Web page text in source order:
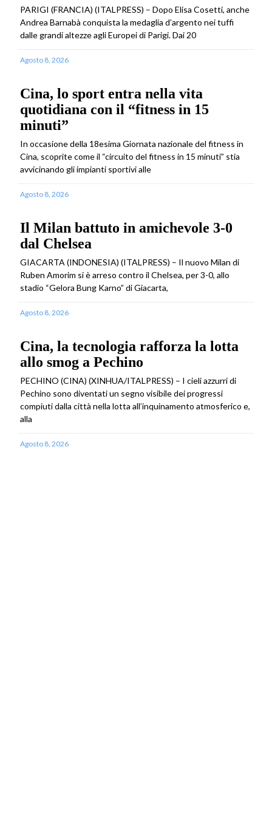
PARIGI (FRANCIA) (ITALPRESS) – Dopo Elisa Cosetti, anche
Andrea Barnabà conquista la medaglia d’argento nei tuffi
dalle grandi altezze agli Europei di Parigi. Dai 20
Agosto 8, 2026
Cina, lo sport entra nella vita
quotidiana con il “fitness in 15
minuti”
In occasione della 18esima Giornata nazionale del fitness in
Cina, scoprite come il “circuito del fitness in 15 minuti” stia
avvicinando gli impianti sportivi alle
Agosto 8, 2026
Il Milan battuto in amichevole 3-0
dal Chelsea
GIACARTA (INDONESIA) (ITALPRESS) – Il nuovo Milan di
Ruben Amorim si è arreso contro il Chelsea, per 3-0, allo
stadio “Gelora Bung Karno” di Giacarta,
Agosto 8, 2026
Cina, la tecnologia rafforza la lotta
allo smog a Pechino
PECHINO (CINA) (XINHUA/ITALPRESS) – I cieli azzurri di
Pechino sono diventati un segno visibile dei progressi
compiuti dalla città nella lotta all’inquinamento atmosferico e,
alla
Agosto 8, 2026